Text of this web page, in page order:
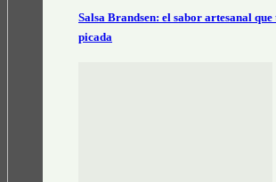
Salsa Brandsen: el sabor artesanal
picada